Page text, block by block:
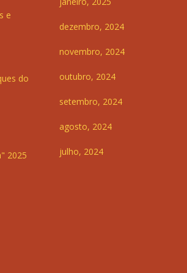
e
do
2025
dezembro, 2024
novembro, 2024
outubro, 2024
setembro, 2024
agosto, 2024
julho, 2024